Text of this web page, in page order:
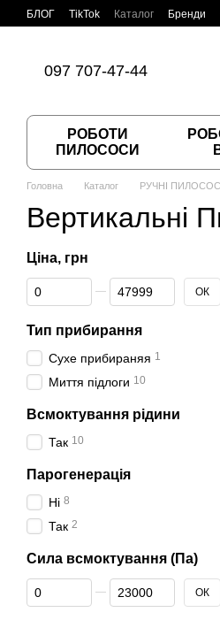
Перейти до основного контенту
БЛОГ TikTok Каталог Бренди
097 707-47-44
РОБОТИ
ПИЛОСОСИ
Головна Каталог РУЧНІ
Вертикальні
Ціна, грн
Від Ціна, грн
До Ціна, грн ОК
Тип прибирання
Сухе прибираняя 1
Миття підлоги 10
Всмоктування рідини
Так 10
Парогенерація
Ні 8
Так 2
Сила всмоктування (Па)
Від Сила всмоктування (Па)
До Сила всмоктування (Па) ОК